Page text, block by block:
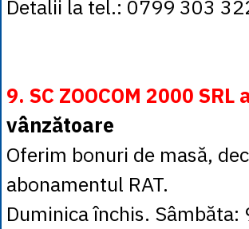
Detalii la tel.: 0799 303
9. SC ZOOCOM 2000 SRL
vânzătoare
Oferim bonuri de masă,
abonamentul RAT.
Duminica închis. Sâmbăta: